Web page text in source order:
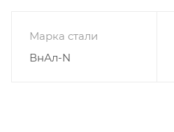
Марка стали
ВнАл-N